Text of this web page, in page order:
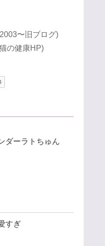
〜旧ブログ)
の健康HP)
ダーラトちゅん
すぎ